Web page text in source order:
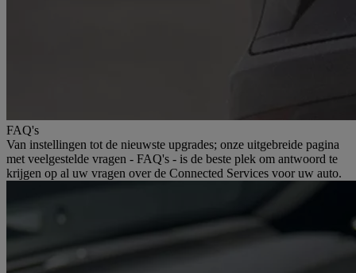
FAQ's
Van instellingen tot de nieuwste upgrades; onze uitgebreide pagina
met veelgestelde vragen - FAQ's - is de beste plek om antwoord te
krijgen op al uw vragen over de Connected Services voor uw auto.